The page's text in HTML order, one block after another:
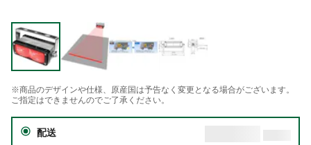
※商品のデザインや仕様、原産国は予告なく変更となる場合がございます。
ご指定はできませんのでご了承ください。
配送